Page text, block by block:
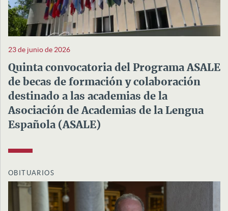
23 de junio de 2026
Quinta convocatoria del Programa ASALE
de becas de formación y colaboración
destinado a las academias de la
Asociación de Academias de la Lengua
Española (ASALE)
OBITUARIOS